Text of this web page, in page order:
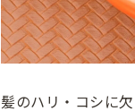
髪のハリ・コシに